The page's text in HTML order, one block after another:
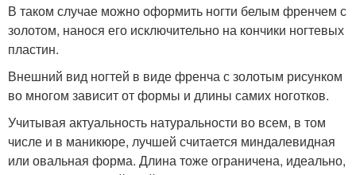
В таком случае можно оформить ногти белым френчем с
золотом, нанося его исключительно на кончики ногтевых
пластин.
Внешний вид ногтей в виде френча с золотым рисунком
во многом зависит от формы и длины самих ноготков.
Учитывая актуальность натуральности во всем, в том
числе и в маникюре, лучшей считается миндалевидная
или овальная форма. Длина тоже ограничена, идеально,